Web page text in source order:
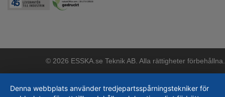
© 2026 ESSKA.se Teknik AB. Alla rättigheter förbehållna.
Denna webbplats använder tredjepartsspårningstekniker för